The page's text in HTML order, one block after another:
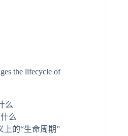
the lifecycle of
么
么
上的“生命周期”